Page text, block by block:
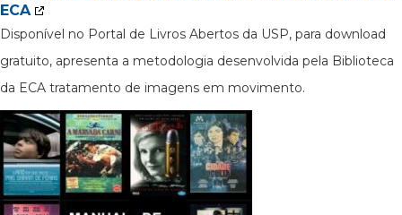
ECA
Disponível no Portal de Livros Abertos da USP, para download
gratuito, apresenta a metodologia desenvolvida pela Biblioteca
da ECA tratamento de imagens em movimento.